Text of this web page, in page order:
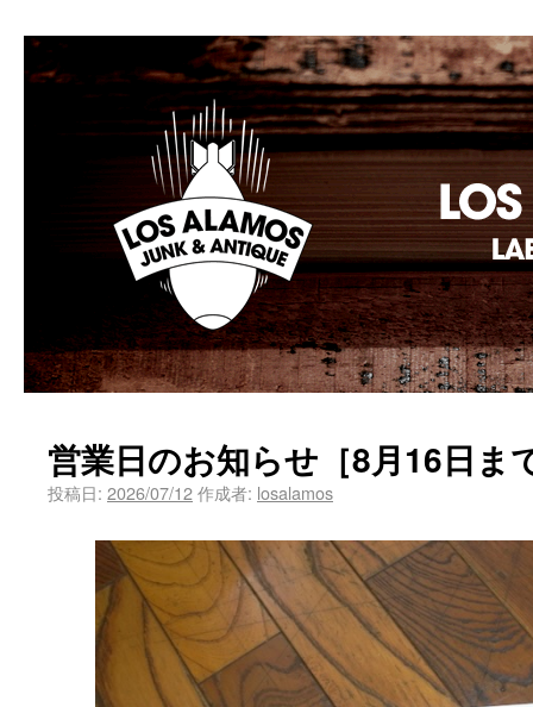
営業日のお知らせ［8月16日ま
投稿日: 2026/07/12作成者: losalamos